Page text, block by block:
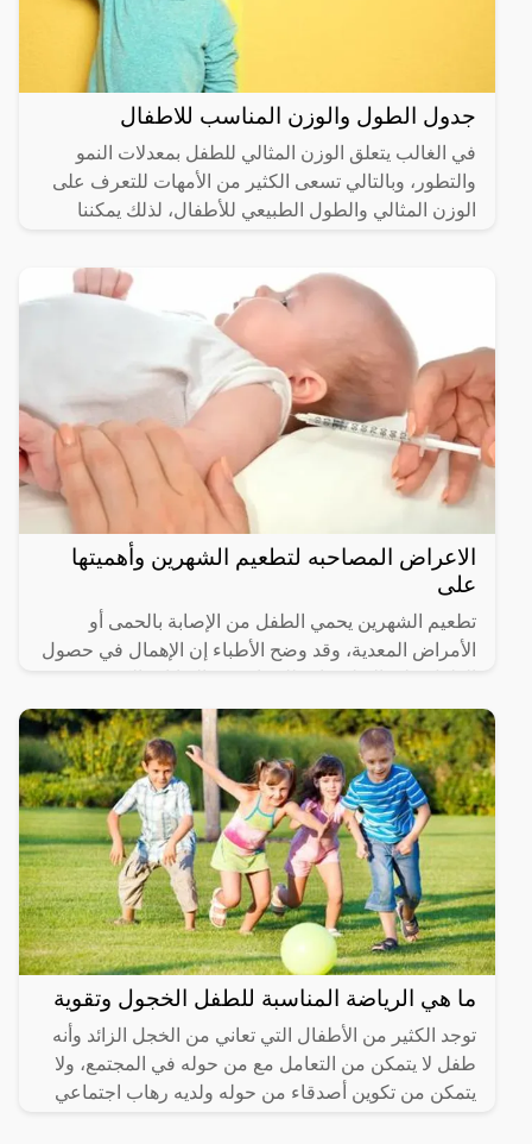
جدول الطول والوزن المناسب للاطفال
في الغالب يتعلق الوزن المثالي للطفل بمعدلات النمو
والتطور، وبالتالي تسعى الكثير من الأمهات للتعرف على
الوزن المثالي والطول الطبيعي للأطفال، لذلك يمكننا
الاعراض المصاحبه لتطعيم الشهرين وأهميتها
على
تطعيم الشهرين يحمي الطفل من الإصابة بالحمى أو
الأمراض المعدية، وقد وضح الأطباء إن الإهمال في حصول
نوضح
ما هي الرياضة المناسبة للطفل الخجول وتقوية
توجد الكثير من الأطفال التي تعاني من الخجل الزائد وأنه
طفل لا يتمكن من التعامل مع من حوله في المجتمع، ولا
يتمكن من تكوين أصدقاء من حوله ولديه رهاب اجتماعي